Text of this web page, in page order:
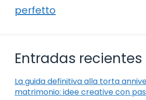
perfetto
Entradas recientes
La guida definitiva alla torta
matrimonio: idee creative con